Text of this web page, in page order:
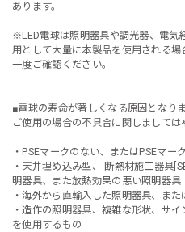
あります。
※LED電球は照明器具や調光器、電気
用として大量に本製品を使用される
一度ご確認ください。
■電球の寿命が著しくなる原因となり
ご使用の場合の不具合に関しましては
・PSEマークのない、またはPSEマ
・天井埋め込み型、 断熱材施工器具
明器具、また放熱効果の悪い照明器具
・海外から直輸入した照明器具、ま
・造作の照明器具、複雑な形状、サ
を使用するもの